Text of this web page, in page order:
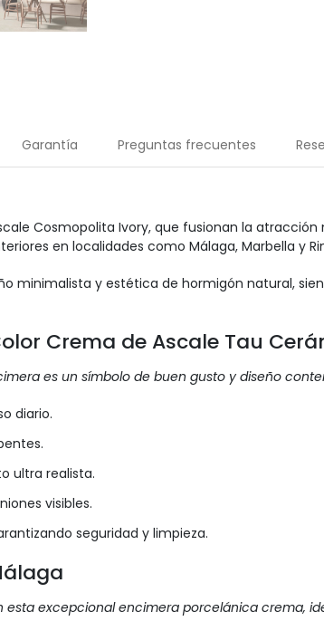
Garantía Preguntas frecuentes
Cosmopolita Ivory, que fusionan la
en localidades como Málaga, Marbella y
minimalista y estética de hormigón natural,
Crema de Ascale Tau
es un símbolo de buen gusto y diseño
diario.
ultra realista.
visibles.
seguridad y limpieza.
excepcional encimera porcelánica crema,